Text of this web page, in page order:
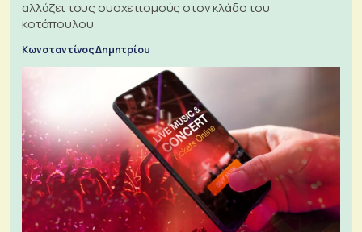
αλλάζει τους συσχετισμούς στον κλάδο του
κοτόπουλου
Κωνσταντίνος Δημητρίου